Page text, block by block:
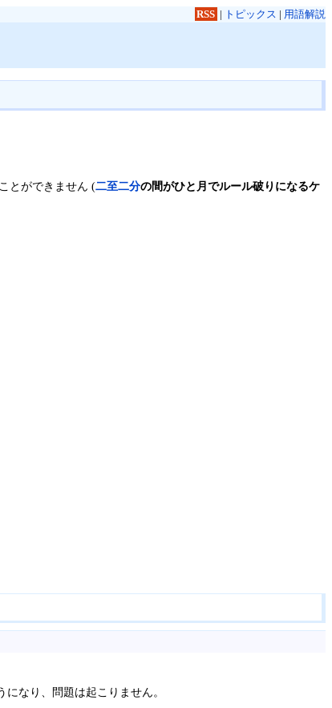
RSS | トピックス | 用語解説
とができません (二至二分の間がひと月でルール破りになるケ
なり、問題は起こりません。